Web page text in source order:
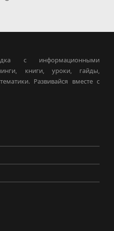
с информационными
книги, уроки, гайды,
Развивайся вместе с